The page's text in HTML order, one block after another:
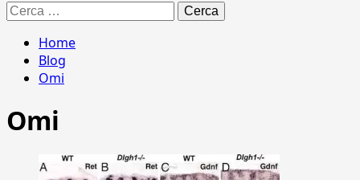
Ricerca
per:
Home
Blog
Omi
Omi